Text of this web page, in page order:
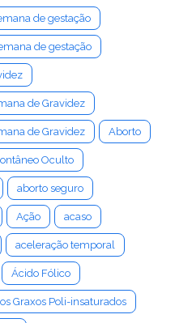
de gestação
de gestação
de Gravidez
de Gravidez Aborto
Oculto
aborto seguro
Ação acaso
aceleração temporal
Ácido Fólico
Graxos Poli-insaturados